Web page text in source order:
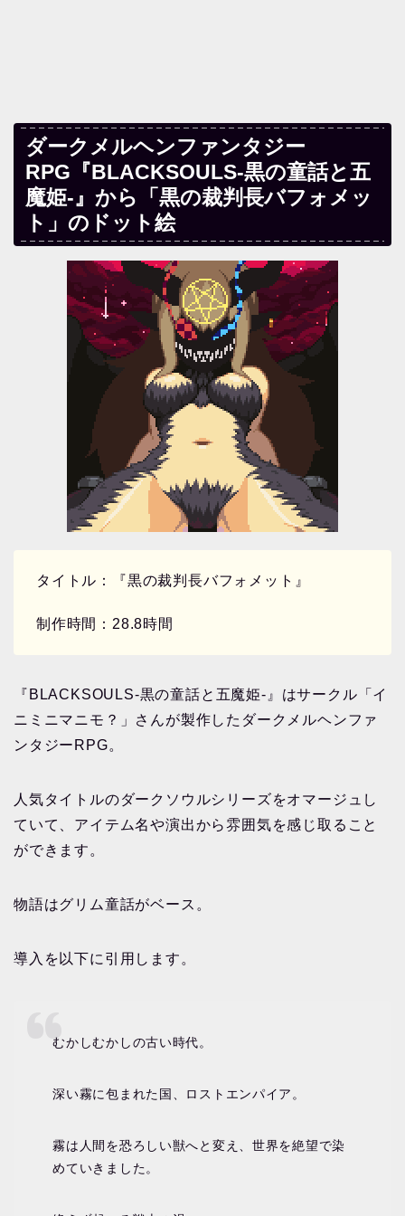
ダークメルヘンファンタジー
RPG『BLACKSOULS-黒の童話と五
魔姫-』から「黒の裁判長バフォメッ
ト」のドット絵
タイトル：『黒の裁判長バフォメット』
制作時間：28.8時間
『BLACKSOULS-黒の童話と五魔姫-』はサークル「イ
ニミニマニモ？」さんが製作したダークメルヘンファ
ンタジーRPG。
人気タイトルのダークソウルシリーズをオマージュし
ていて、アイテム名や演出から雰囲気を感じ取ること
ができます。
物語はグリム童話がベース。
導入を以下に引用します。
むかしむかしの古い時代。
深い霧に包まれた国、ロストエンパイア。
霧は人間を恐ろしい獣へと変え、世界を絶望で染
めていきました。